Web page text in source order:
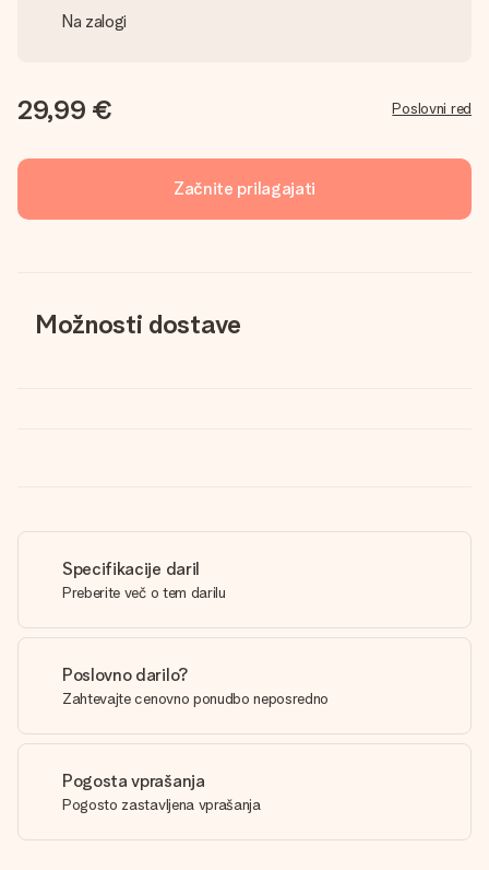
Na zalogi
29,99 € Poslovni red
Začnite prilagajati
Možnosti dostave
Specifikacije daril
Preberite več o tem darilu
Poslovno darilo?
Zahtevajte cenovno ponudbo neposredno
Pogosta vprašanja
Pogosto zastavljena vprašanja